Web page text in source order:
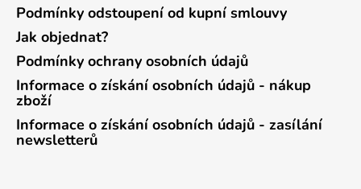
Podmínky odstoupení od kupní smlouvy
Jak objednat?
Podmínky ochrany osobních údajů
Informace o získání osobních údajů - nákup
zboží
Informace o získání osobních údajů - zasílání
newsletterů